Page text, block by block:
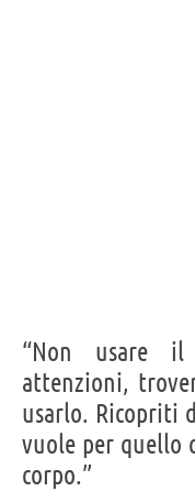
“Non usare
attenzioni,
usarlo. Ricopriti
vuole per quello
corpo.”